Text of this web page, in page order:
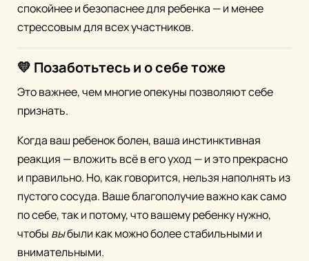
спокойнее и безопаснее для ребенка — и менее
стрессовым для всех участников.
💛 Позаботьтесь и о себе тоже
Это важнее, чем многие опекуны позволяют себе
признать.
Когда ваш ребенок болен, ваша инстинктивная
реакция — вложить всё в его уход — и это прекрасно
и правильно. Но, как говорится, нельзя наполнять из
пустого сосуда. Ваше благополучие важно как само
по себе, так и потому, что вашему ребенку нужно,
чтобы выбыли как можно более стабильными и
внимательными.